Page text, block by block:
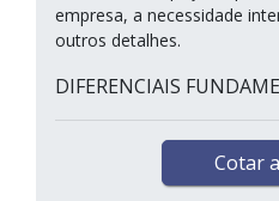
empresa, a necessidade
outros detalhes.
DIFERENCIAIS
Cotar